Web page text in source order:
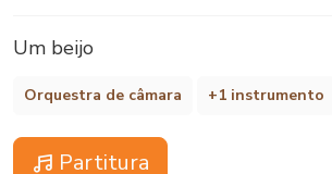
Um beijo
Orquestra de câmara +1 instrumento
Partitura